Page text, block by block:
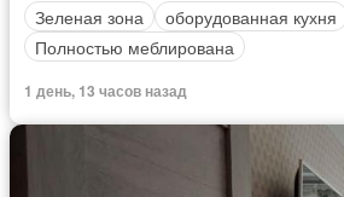
Зеленая зона
оборудованная кухня
Полностью меблирована
1 день, 13 часов назад